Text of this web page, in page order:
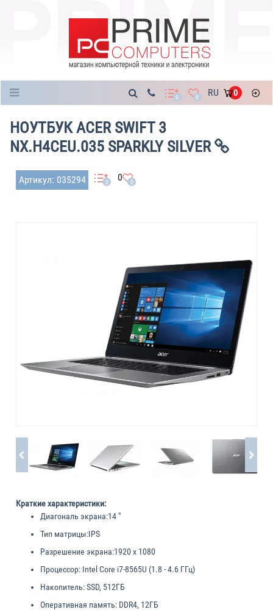
0 0 RU 0
НОУТБУК ACER SWIFT 3
NX.H4CEU.035 SPARKLY SILVER
Артикул: 035294 0 0 0
Краткие характеристики:
Диагональ экрана:14 "
Тип матрицы:IPS
Разрешение экрана:1920 x 1080
Процессор: Intel Core i7-8565U (1.8 - 4.6 ГГц)
Накопитель:SSD, 512ГБ
Оперативная память: DDR4, 12ГБ